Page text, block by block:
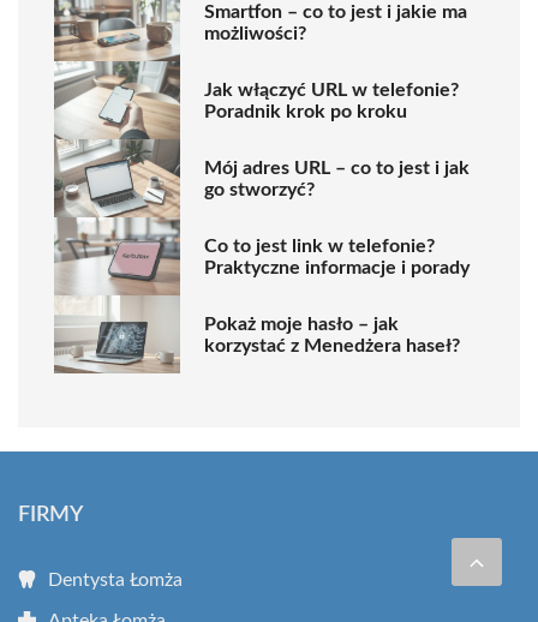
Smartfon – co to jest i jakie ma
możliwości?
Jak włączyć URL w telefonie?
Poradnik krok po kroku
Mój adres URL – co to jest i jak
go stworzyć?
Co to jest link w telefonie?
Praktyczne informacje i porady
Pokaż moje hasło – jak
korzystać z Menedżera haseł?
FIRMY
Dentysta Łomża